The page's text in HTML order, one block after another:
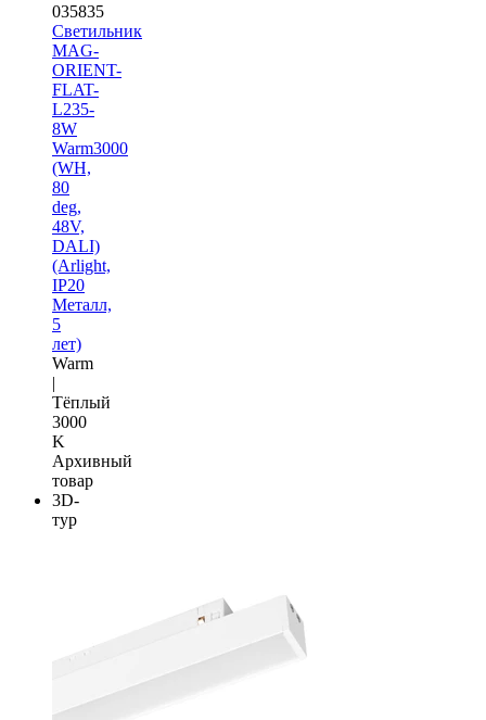
035835
Светильник
MAG-
ORIENT-
FLAT-
L235-
8W
Warm3000
(WH,
80
deg,
48V,
DALI)
(Arlight,
IP20
Металл,
5
лет)
Warm
|
Тёплый
3000
K
Архивный
товар
3D-
тур